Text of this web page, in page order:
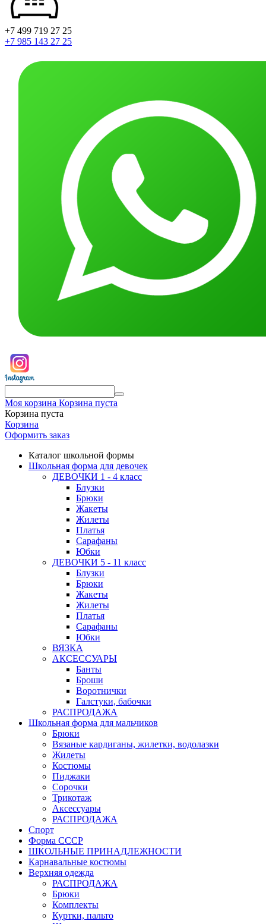
+7 499 719 27 25
+7 985 143 27 25
Моя корзина Корзина пуста
Корзина пуста
Корзина
Оформить заказ
Каталог школьной формы
Школьная форма для девочек
ДЕВОЧКИ 1 - 4 класс
Блузки
Брюки
Жакеты
Жилеты
Платья
Сарафаны
Юбки
ДЕВОЧКИ 5 - 11 класс
Блузки
Брюки
Жакеты
Жилеты
Платья
Сарафаны
Юбки
ВЯЗКА
АКСЕССУАРЫ
Банты
Броши
Воротнички
Галстуки, бабочки
РАСПРОДАЖА
Школьная форма для мальчиков
Брюки
Вязаные кардиганы, жилетки, водолазки
Жилеты
Костюмы
Пиджаки
Сорочки
Трикотаж
Аксессуары
РАСПРОДАЖА
Спорт
Форма СССР
ШКОЛЬНЫЕ ПРИНАДЛЕЖНОСТИ
Карнавальные костюмы
Верхняя одежда
РАСПРОДАЖА
Брюки
Комплекты
Куртки, пальто